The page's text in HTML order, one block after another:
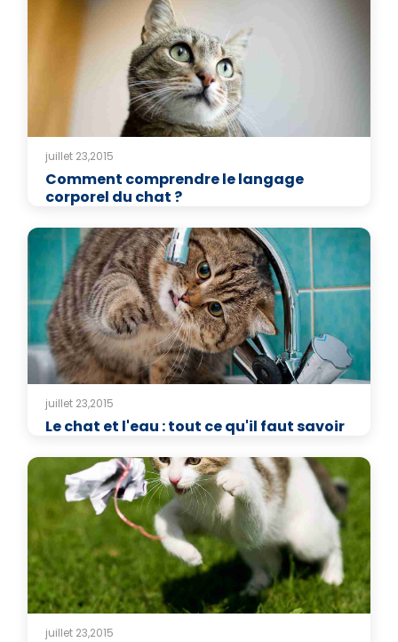
juillet 23,2015
Comment comprendre le langage
corporel du chat ?
juillet 23,2015
Le chat et l'eau : tout ce qu'il faut savoir
juillet 23,2015